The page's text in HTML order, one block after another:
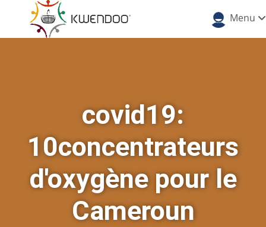
Menu
covid19:
10concentrateurs
d'oxygène pour le
Cameroun